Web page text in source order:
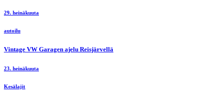
29. heinäkuuta
autoilu
Vintage VW Garagen ajelu Reisjärvellä
23. heinäkuuta
Kesälajit